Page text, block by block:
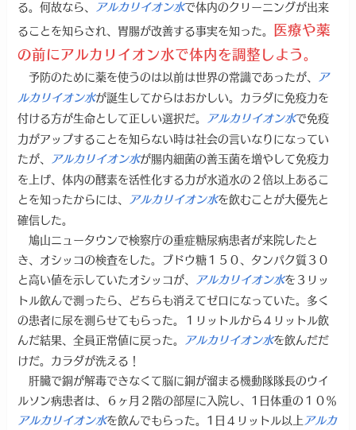
る。何故なら、
アルカリイオン水で体内のクリーニングが出来
ることを知らされ、胃腸が改善する事実を知った。 医療や薬
の前にアルカリイオン水で体内を調整しよう。
予防のために薬を使うのは以前は世界の常識であったが、
ア
ルカリイオン水が誕生してからはおかしい。カラダに免疫力を
付ける方が生命として正しい選択だ。
アルカリイオン水で免疫
力がアップすることを知らない時は社会の言いなりになってい
たが、
アルカリイオン水が腸内細菌の善玉菌を増やして免疫力
を上げ、体内の酵素を活性化する力が水道水の２倍以上あるこ
とを知ったからには、
アルカリイオン水を飲むことが大優先と
確信した。
鳩山ニュータウンで検察庁の重症糖尿病患者が来院したと
き、オシッコの検査をした。ブドウ糖１５０、タンパク質３０
と高い値を示していたオシッコが、
アルカリイオン水を３リッ
トル飲んで測ったら、どちらも消えてゼロになっていた。多く
の患者に尿を測らせてもらった。１リットルから４リットル飲
んだ結果、全員正常値に戻った。
アルカリイオン水を飲んだだ
けだ。カラダが洗える！
肝臓で銅が解毒できなくて脳に銅が溜まる機動隊隊長のウイ
ルソン病患者は、６ヶ月２階の部屋に入院し、1日体重の１０％
アルカリイオン水を飲んでもらった。1日４リットル以上 アルカ